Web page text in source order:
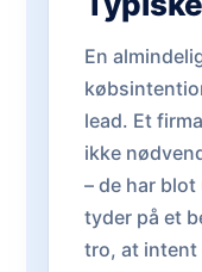
En
lead. Et
ikke
– de har
tyder på et
tro, at intent